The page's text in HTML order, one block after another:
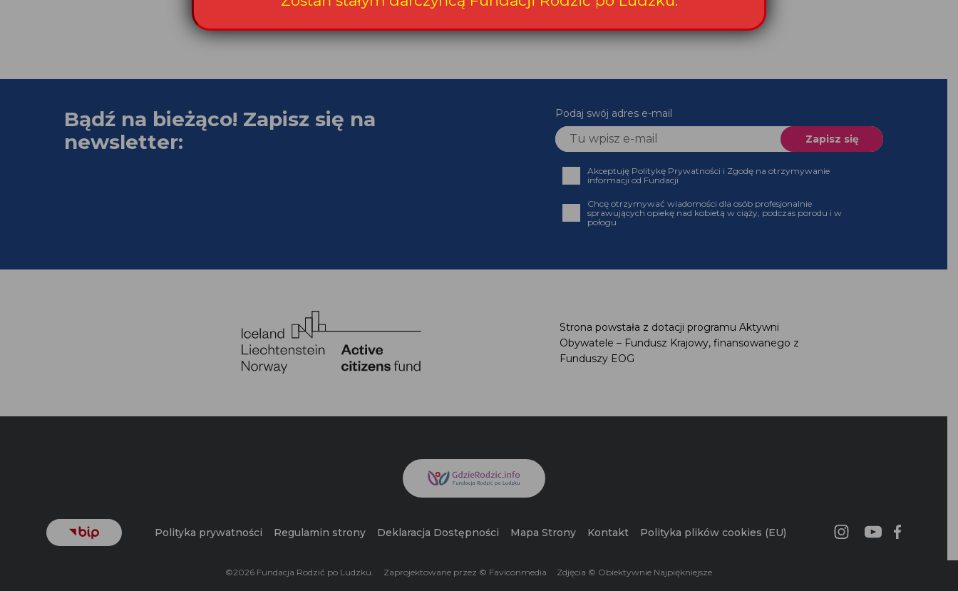
Bądź na bieżąco! Zapisz się na
newsletter:
Podaj swój adres e-mail
Akceptuję Politykę Prywatności i Zgodę na otrzymywanie
informacji od Fundacji
Chcę otrzymywać wiadomości dla osób profesjonalnie
sprawujących opiekę nad kobietą w ciąży, podczas porodu i w
połogu
Strona powstała z dotacji programu Aktywni
Obywatele – Fundusz Krajowy, finansowanego z
Funduszy EOG
Polityka prywatności Regulamin strony Deklaracja Dostępności Mapa Strony Kontakt Polityka plików cookies (EU)
©2026 Fundacja Rodzić po Ludzku. Zaprojektowane przez © Faviconmedia Zdjęcia © Obiektywnie Najpiękniejsze